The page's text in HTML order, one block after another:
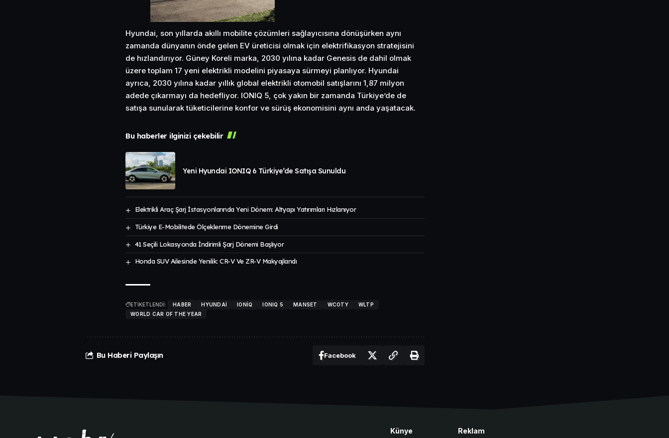
Hyundai, son yıllarda akıllı mobilite çözümleri sağlayıcısına dönüşürken aynı
zamanda dünyanın önde gelen EV üreticisi olmak için elektrifikasyon stratejisini
de hızlandırıyor. Güney Koreli marka, 2030 yılına kadar Genesis de dahil olmak
üzere toplam 17 yeni elektrikli modelini piyasaya sürmeyi planlıyor. Hyundai
ayrıca, 2030 yılına kadar yıllık global elektrikli otomobil satışlarını 1,87 milyon
adede çıkarmayı da hedefliyor. IONIQ 5, çok yakın bir zamanda Türkiye’de de
satışa sunularak tüketicilerine konfor ve sürüş ekonomisini aynı anda yaşatacak.
Bu haberler ilginizi çekebilir
Yeni Hyundai IONIQ 6 Türkiye’de Satışa Sunuldu
Elektrikli Araç Şarj İstasyonlarında Yeni Dönem: Altyapı Yatırımları Hızlanıyor
Türkiye E-Mobilitede Ölçeklenme Dönemine Girdi
41 Seçili Lokasyonda İndirimli Şarj Dönemi Başlıyor
Honda SUV Ailesinde Yenilik: CR-V Ve ZR-V Makyajlandı
ETİKETLENDİ: HABER HYUNDAI IONIQ IONIQ 5 MANSET WCOTY
WLTP
WORLD CAR OF THE YEAR
Bu Haberi Paylaşın Facebook
Künye Reklam